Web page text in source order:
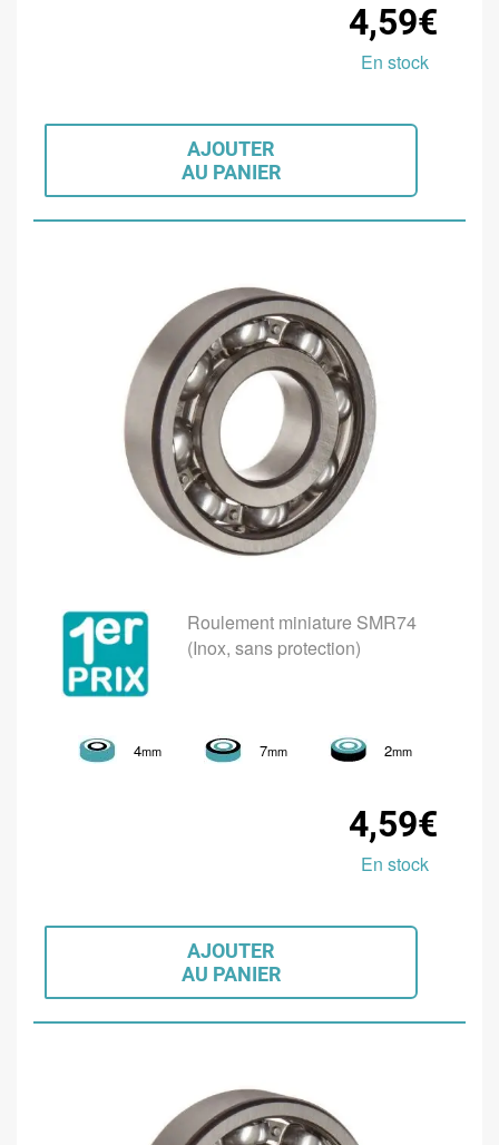
4,59€
En stock
AJOUTER
AU PANIER
Roulement miniature SMR74
(Inox, sans protection)
4mm 7mm 2mm
4,59€
En stock
AJOUTER
AU PANIER